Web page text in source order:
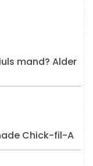
mand? Alder
Chick-fil-A